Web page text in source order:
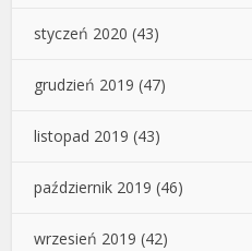
styczeń 2020 (43)
grudzień 2019 (47)
listopad 2019 (43)
październik 2019 (46)
wrzesień 2019 (42)